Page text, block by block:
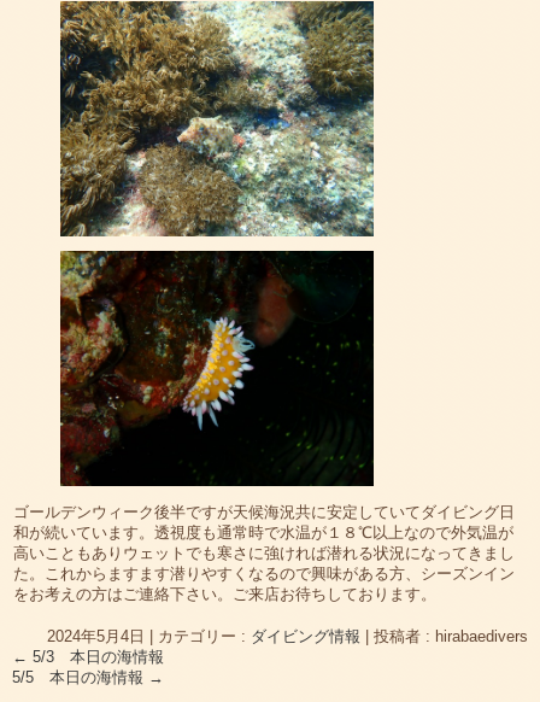
ゴールデンウィーク後半ですが天候海況共に安定していてダイビング日
和が続いています。透視度も通常時で水温が１８℃以上なので外気温が
高いこともありウェットでも寒さに強ければ潜れる状況になってきまし
た。これからますます潜りやすくなるので興味がある方、シーズンイン
をお考えの方はご連絡下さい。ご来店お待ちしております。
2024年5月4日 カテゴリー : ダイビング情報
投稿者 : hirabaedivers
← 5/3 本日の海情報
5/5 本日の海情報 →